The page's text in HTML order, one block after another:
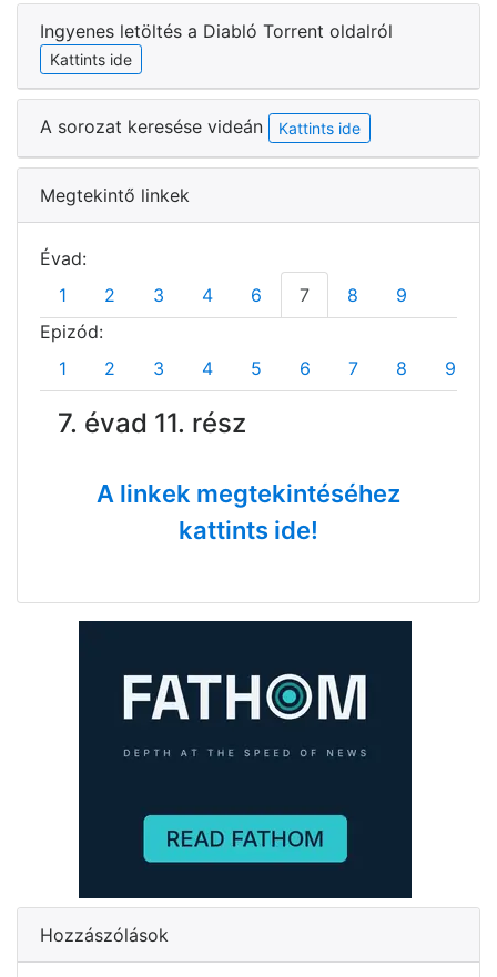
Ingyenes letöltés a Diabló Torrent oldalról
Kattints ide
A sorozat keresése videán Kattints ide
Megtekintő linkek
Évad:
1
2 3 4 6 7 8
9
Epizód:
1
2 3 4 5 6 7 8 9
7. évad 11. rész
A linkek megtekintéséhez
kattints ide!
Hozzászólások